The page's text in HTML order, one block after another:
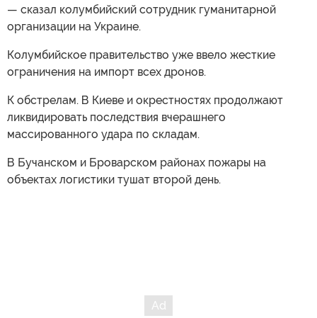
— сказал колумбийский сотрудник гуманитарной
организации на Украине.
Колумбийское правительство уже ввело жесткие
ограничения на импорт всех дронов.
К обстрелам. В Киеве и окрестностях продолжают
ликвидировать последствия вчерашнего
массированного удара по складам.
В Бучанском и Броварском районах пожары на
объектах логистики тушат второй день.